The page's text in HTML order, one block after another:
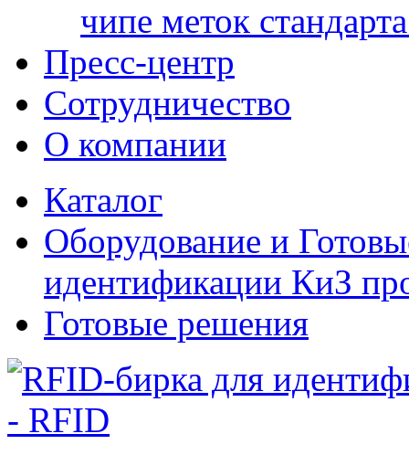
чипе меток
Пресс-центр
Сотрудничество
О компании
Каталог
Оборудование и
идентификации КиЗ
Готовые решения